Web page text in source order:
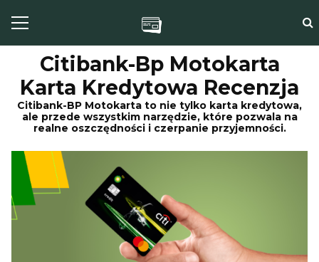
Citibank-Bp Motokarta
Karta Kredytowa Recenzja
Citibank-BP Motokarta to nie tylko karta kredytowa,
ale przede wszystkim narzędzie, które pozwala na
realne oszczędności i czerpanie przyjemności.